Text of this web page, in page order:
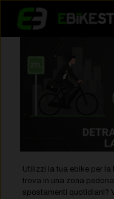
Utilizzi la tua ebike per
trova in una zona
spostamenti quotidiani?